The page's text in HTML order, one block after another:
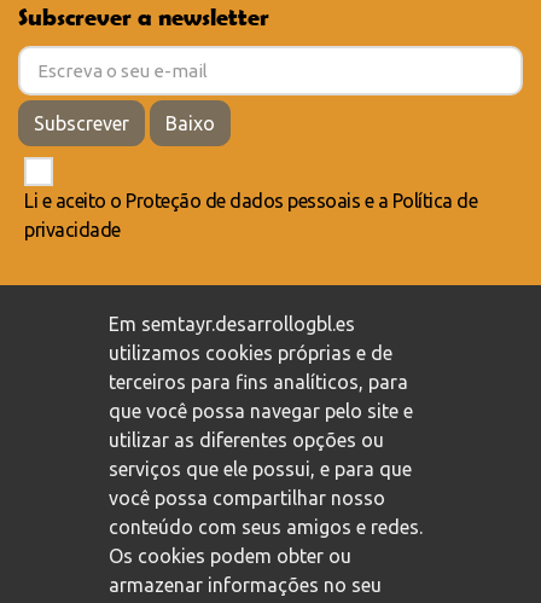
Subscrever a newsletter
Subscrever Baixo
Li e aceito o Proteção de dados pessoais e a Política de
privacidade
Política de privacidade
/ Política de cookies
Em semtayr.desarrollogbl.es
utilizamos cookies próprias e de
terceiros para fins analíticos, para
que você possa navegar pelo site e
utilizar as diferentes opções ou
serviços que ele possui, e para que
você possa compartilhar nosso
conteúdo com seus amigos e redes.
Os cookies podem obter ou
armazenar informações no seu